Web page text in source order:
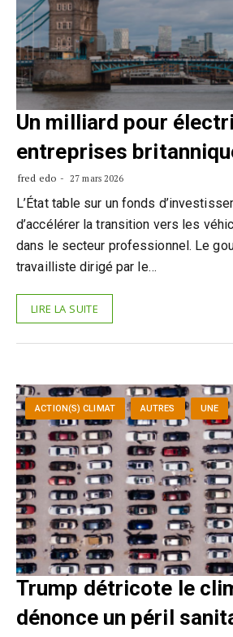
Un milliard pour
entreprises
fred edo 27 mars 2026
L’État table sur un fonds
d’accélérer la transition vers les
dans le secteur professionnel. Le
travailliste dirigé par le…
LIRE LA SUITE
ACTION(S) CLIMAT AUTRES UNE
Trump détricote le
dénonce un péril